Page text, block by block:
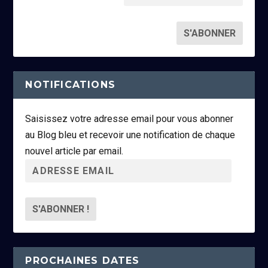
NOTIFICATIONS
Saisissez votre adresse email pour vous abonner
au Blog bleu et recevoir une notification de chaque
nouvel article par email.
r
s
s
e
PROCHAINES DATES